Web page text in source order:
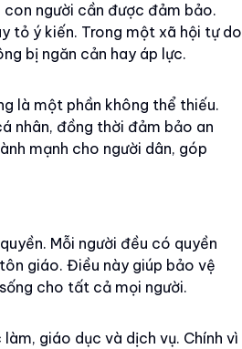
người cần được đảm bảo.
tỏ ý kiến. Trong một xã hội tự do
bị ngăn cản hay áp lực.
là một phần không thể thiếu.
nhân, đồng thời đảm bảo an
mạnh cho người dân, góp
Mỗi người đều có quyền
giáo. Điều này giúp bảo vệ
cho tất cả mọi người.
giáo dục và dịch vụ. Chính vì